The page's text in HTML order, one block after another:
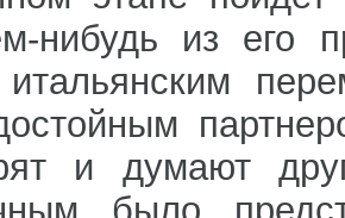
нибудь из его
и думают